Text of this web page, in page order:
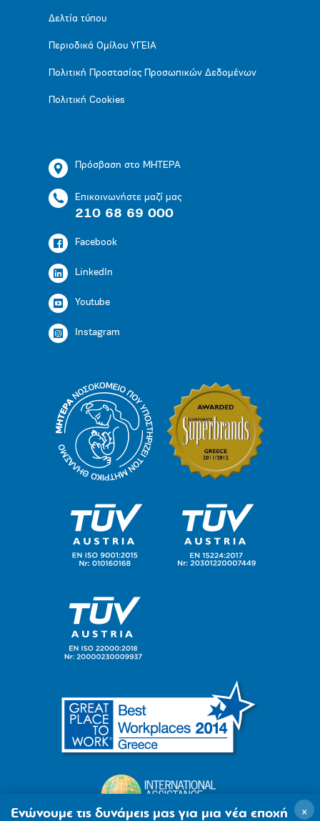
Δελτία τύπου
Περιοδικά Ομίλου ΥΓΕΙΑ
Πολιτική Προστασίας Προσωπικών Δεδομένων
Πολιτική Cookies
Πρόσβαση στο ΜΗΤΕΡΑ
Επικοινωνήστε μαζί μας
210 68 69 000
Facebook
LinkedIn
Youtube
Instagram
×
Ενώνουμε τις δυνάμεις μας για μια νέα εποχή